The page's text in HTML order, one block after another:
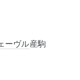
ーヴル産駒